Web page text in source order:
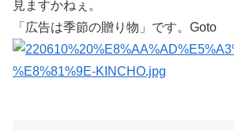
見ますかねぇ。
「広告は季節の贈り物」です。Goto